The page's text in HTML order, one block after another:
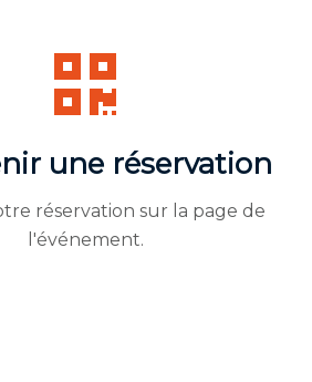
une réservation
réservation sur la page de
l'événement.